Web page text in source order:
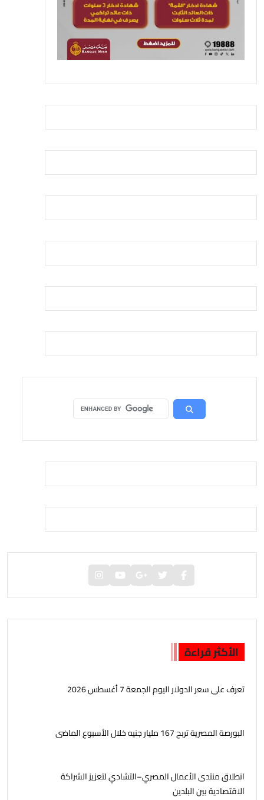
الأكثر قراءة
تعرف على سعر الدولار اليوم الجمعة 7 أغسطس 2026
البورصة المصرية تربح 167 مليار جنيه خلال الأسبوع الماضى
انطلاق منتدى الأعمال المصري–التشادي لتعزيز الشراكة
الاقتصادية بين البلدين